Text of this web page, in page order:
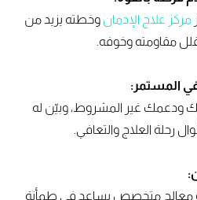
مركز علاج الإدمانوخطته يزيد من
مقاومته وخوفه.
المستمر:
ودعمك غير المشروط، وبيّن له
رحلة العلاج والتعافي.
معالج متخصص يساعد في طمأنة